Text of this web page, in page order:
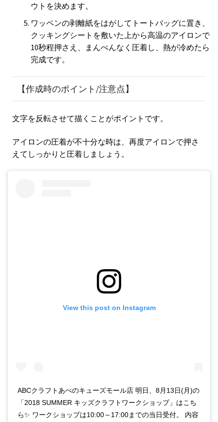
ウトを決めます。
ワッペンの剥離紙をはがしてトートバッグに置き、
クッキングシートを敷いた上から高温のアイロンで
10秒程押さえ、まんべんなく圧着し、熱が冷めたら
完成です。
【作成時のポイント/注意点】
文字を反転させて描くことがポイントです。
アイロンの圧着が不十分な時は、再度アイロンで押さ
えてしっかりと圧着しましょう。
View this post on Instagram
ABCクラフトあべのキューズモール店 明日、8月13日(月)の
「2018 SUMMER キッズクラフトワークショップ」はこち
ら✨ ワークショップは10:00～17:00までの当日受付。 内容